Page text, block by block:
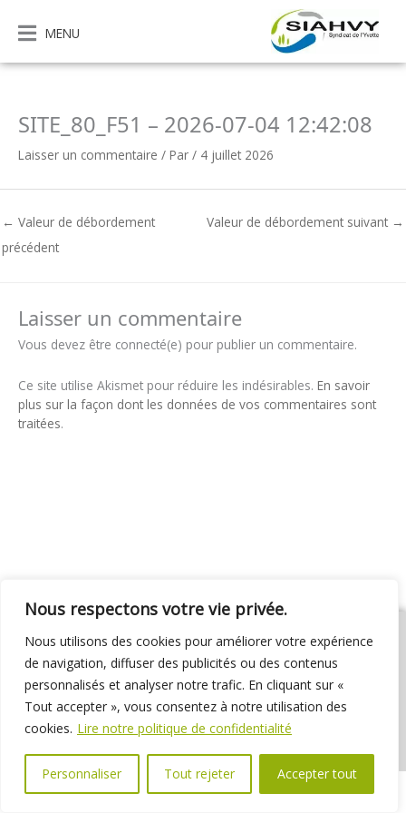
Nous respectons votre vie privée.
Nous utilisons des cookies pour améliorer votre expérience
de navigation, diffuser des publicités ou des contenus
personnalisés et analyser notre trafic. En cliquant sur «
Tout accepter », vous consentez à notre utilisation des
cookies. Lire notre politique de confidentialité
Personnaliser Tout rejeter Accepter tout
contenu
MENU
SITE_80_F51 – 2026-07-04 12:42:08
Laisser un commentaire / Par / 4 juillet 2026
← Valeur de débordement
précédent
Valeur de débordement suivant →
Laisser un commentaire
Vous devez être connecté(e) pour publier un commentaire.
Ce site utilise Akismet pour réduire les indésirables. En savoir
plus sur la façon dont les données de vos commentaires sont
traitées.
01 69 31 72 10 01 69 31 37 31
Nous contacter
Espace élus
Marchés publics Délibérations